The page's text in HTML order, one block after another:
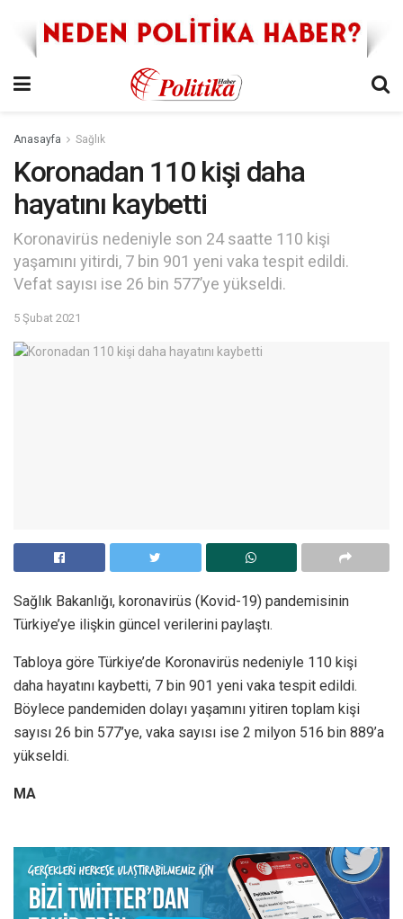
Anasayfa Sağlık
Koronadan 110 kişi daha
hayatını kaybetti
Koronavirüs nedeniyle son 24 saatte 110 kişi
yaşamını yitirdi, 7 bin 901 yeni vaka tespit edildi.
Vefat sayısı ise 26 bin 577’ye yükseldi.
5 Şubat 2021
Sağlık Bakanlığı, koronavirüs (Kovid-19) pandemisinin
Türkiye’ye ilişkin güncel verilerini paylaştı.
Tabloya göre Türkiye’de Koronavirüs nedeniyle 110 kişi
daha hayatını kaybetti, 7 bin 901 yeni vaka tespit edildi.
Böylece pandemiden dolayı yaşamını yitiren toplam kişi
sayısı 26 bin 577’ye, vaka sayısı ise 2 milyon 516 bin 889’a
yükseldi.
MA